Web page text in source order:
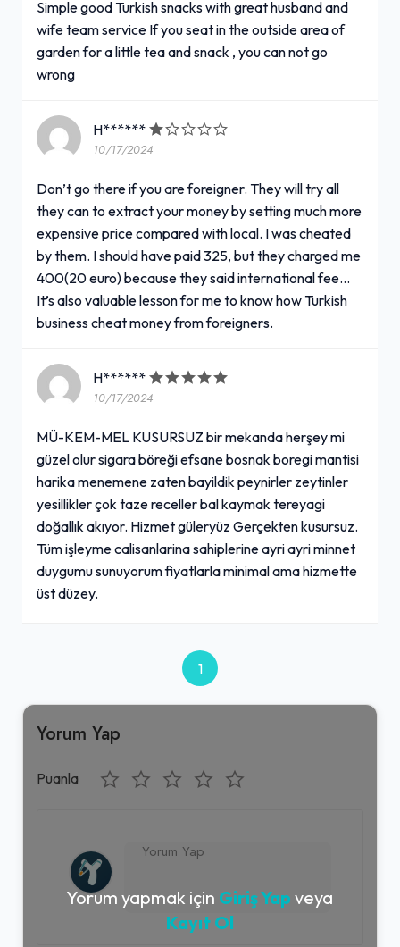
Simple good Turkish snacks with great husband and
wife team service If you seat in the outside area of
garden for a little tea and snack , you can not go
wrong
H******
10/17/2024
Don’t go there if you are foreigner. They will try all
they can to extract your money by setting much more
expensive price compared with local. I was cheated
by them. I should have paid 325, but they charged me
400(20 euro) because they said international fee...
It’s also valuable lesson for me to know how Turkish
business cheat money from foreigners.
H******
10/17/2024
MÜ-KEM-MEL KUSURSUZ bir mekanda herşey mi
güzel olur sigara böreği efsane bosnak boregi mantisi
harika menemene zaten bayildik peynirler zeytinler
yesillikler çok taze receller bal kaymak tereyagi
doğallık akıyor. Hizmet güleryüz Gerçekten kusursuz.
Tüm işleyme calisanlarina sahiplerine ayri ayri minnet
duygumu sunuyorum fiyatlarla minimal ama hizmette
üst düzey.
1
Yorum Yap
Puanla
Yorum yapmak için Giriş Yap veya
Kayıt Ol